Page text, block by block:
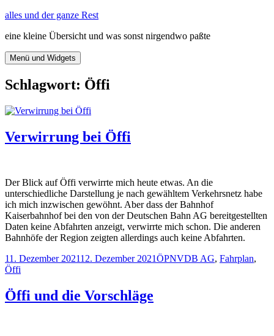
Zum
springen
alles und der ganze Rest
eine kleine Übersicht und was sonst nirgendwo paßte
Menü und Widgets
Schlagwort: Öffi
Verwirrung bei Öffi
Der Blick auf Öffi verwirrte mich heute etwas. An die
unterschiedliche Darstellung je nach gewähltem Verkehrsnetz habe
ich mich inzwischen gewöhnt. Aber dass der Bahnhof
Kaiserbahnhof bei den von der Deutschen Bahn AG bereitgestellten
Daten keine Abfahrten anzeigt, verwirrte mich schon. Die anderen
Bahnhöfe der Region zeigten allerdings auch keine Abfahrten.
Veröffentlicht
am
11. Dezember 202112. Dezember 2021Kategorien
ÖPNVSchlagwörter
DB AG, Fahrplan,
Öffi
Öffi und die Vorschläge